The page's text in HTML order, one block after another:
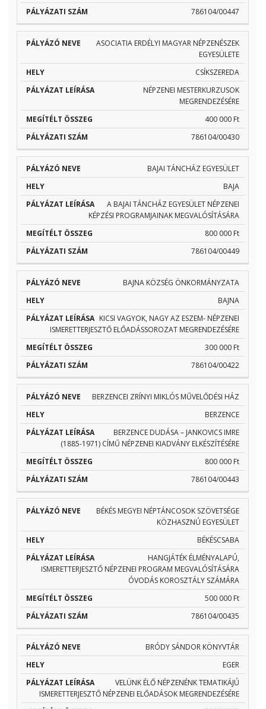
786104/00447
ASOCIATIA ERDÉLYI MAGYAR NÉPZENÉSZEK
EGYESÜLETE
CSÍKSZEREDA
NÉPZENEI MESTERKURZUSOK
MEGRENDEZÉSÉRE
400 000 Ft
786104/00430
BAJAI TÁNCHÁZ EGYESÜLET
BAJA
A BAJAI TÁNCHÁZ EGYESÜLET NÉPZENEI
KÉPZÉSI PROGRAMJAINAK MEGVALÓSÍTÁSÁRA
800 000 Ft
786104/00449
BAJNA KÖZSÉG ÖNKORMÁNYZATA
BAJNA
KICSI VAGYOK, NAGY AZ ESZEM- NÉPZENEI
ISMERETTERJESZTŐ ELŐADÁSSOROZAT MEGRENDEZÉSÉRE
300 000 Ft
786104/00422
BERZENCEI ZRÍNYI MIKLÓS MŰVELŐDÉSI HÁZ
BERZENCE
BERZENCE DUDÁSA – JANKOVICS IMRE
(1885-1971) CÍMŰ NÉPZENEI KIADVÁNY ELKÉSZÍTÉSÉRE
800 000 Ft
786104/00443
BÉKÉS MEGYEI NÉPTÁNCOSOK SZÖVETSÉGE
KÖZHASZNÚ EGYESÜLET
BÉKÉSCSABA
HANGJÁTÉK ÉLMÉNYALAPÚ,
ISMERETTERJESZTŐ NÉPZENEI PROGRAM MEGVALÓSÍTÁSÁRA
ÓVODÁS KOROSZTÁLY SZÁMÁRA
500 000 Ft
786104/00435
BRÓDY SÁNDOR KÖNYVTÁR
EGER
VELÜNK ÉLŐ NÉPZENÉNK TEMATIKÁJÚ
ISMERETTERJESZTŐ NÉPZENEI ELŐADÁSOK MEGRENDEZÉSÉRE